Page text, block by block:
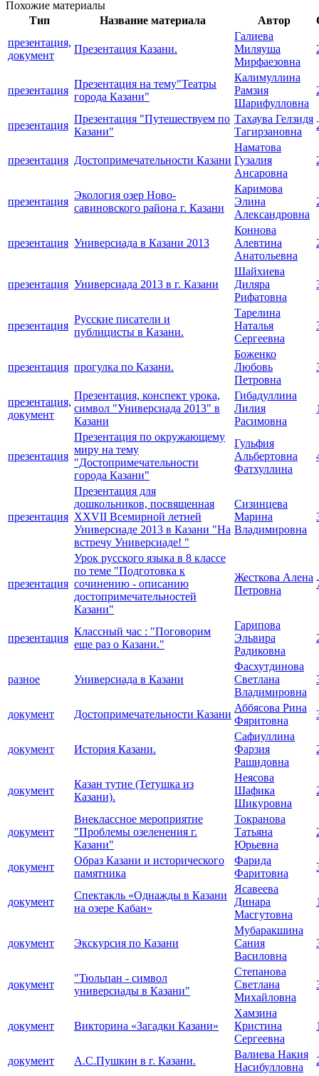
Похожие материалы
Тип
Название материала Автор
презентация,
документ
Презентация Казани.
Галиева
Миляуша
Мирфаезовна
презентация
Презентация на тему"Театры
города Казани"
Калимуллина
Рамзия
Шарифулловна
презентация
Презентация "Путешествуем по
Казани"
Тахаува Гелзидя
Тагирзановна
презентация Достопримечательности Казани
Наматова
Гузалия
Ансаровна
презентация
Экология озер Ново-
савиновского района г. Казани
Каримова
Элина
Александровна
презентация Универсиада в Казани 2013
Коннова
Алевтина
Анатольевна
презентация Универсиада 2013 в г. Казани
Шайхиева
Диляра
Рифатовна
презентация
Русские писатели и
публицисты в Казани.
Тарелина
Наталья
Сергеевна
презентация прогулка по Казани.
Боженко
Любовь
Петровна
презентация,
документ
Презентация, конспект урока,
символ "Универсиада 2013" в
Казани
Гибадуллина
Лилия
Расимовна
презентация
Презентация по окружающему
миру на тему
"Достопримечательности
города Казани"
Гульфия
Альбертовна
Фатхуллина
презентация
Презентация для
дошкольников, посвященная
XXVII Всемирной летней
Универсиаде 2013 в Казани "На
встречу Универсиаде! "
Сизинцева
Марина
Владимировна
презентация
Урок русского языка в 8 классе
по теме "Подготовка к
сочинению - описанию
достопримечательностей
Казани"
Жесткова Алена
Петровна
презентация
Классный час : "Поговорим
еще раз о Казани."
Гарипова
Эльвира
Радиковна
разное Универсиада в Казани
Фасхутдинова
Светлана
Владимировна
документ Достопримечательности Казани
Аббясова Рина
Фяритовна
документ История Казани.
Сафиуллина
Фарзия
Рашидовна
документ
Казан тутие (Тетушка из
Казани).
Неясова
Шафика
Шикуровна
документ
Внеклассное мероприятие
"Проблемы озеленения г.
Казани"
Токранова
Татьяна
Юрьевна
документ
Образ Казани и исторического
памятника
Фарида
Фаритовна
документ
Спектакль «Однажды в Казани
на озере Кабан»
Ясавеева
Динара
Масгутовна
документ Экскурсия по Казани
Мубаракшина
Сания
Василовна
документ
"Тюльпан - символ
универсиады в Казани"
Степанова
Светлана
Михайловна
документ Викторина «Загадки Казани»
Хамзина
Кристина
Сергеевна
документ А.С.Пушкин в г. Казани.
Валиева Накия
Насибулловна